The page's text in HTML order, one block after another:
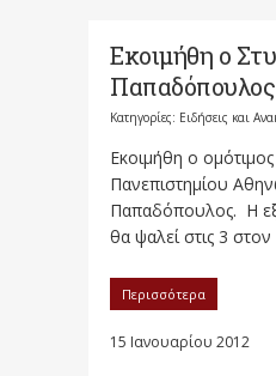
Εκοιμήθη ο
Παπαδόπουλος
Κατηγορίες: Ειδήσεις και
Εκοιμήθη ο
Πανεπιστημίου
Παπαδόπουλος. Η
θα ψαλεί στις 3
Περισσότερα
15 Ιανουαρίου 2012